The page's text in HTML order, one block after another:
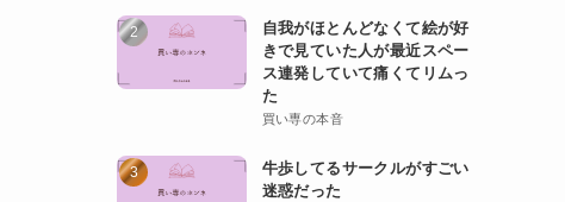
自我がほとんどなくて絵が好
きで見ていた人が最近スペー
ス連発していて痛くてリムっ
た
買い専の本音
牛歩してるサークルがすごい
迷惑だった